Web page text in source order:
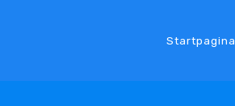
Startpagina